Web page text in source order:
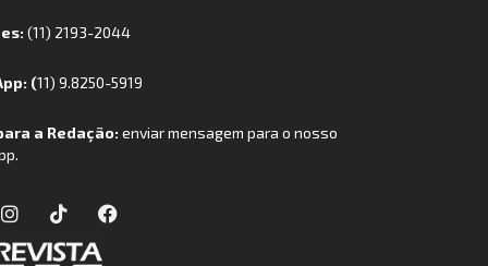
(11) 2193-2044
(11) 9.8250-5919
a Redação:enviar mensagem para o nosso